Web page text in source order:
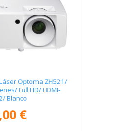
Optoma ZH521/
Full HD/ HDMI-
Blanco
€